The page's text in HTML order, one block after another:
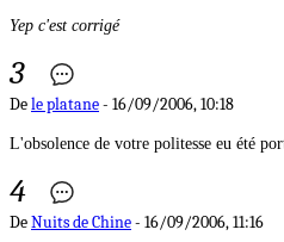
Yep c'est corrigé
3
Dele platane- 16/09/2006, 10:18
L'obsolence de votre politesse eu été
4
DeNuits de Chine- 16/09/2006, 11:16